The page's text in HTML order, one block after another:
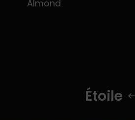
Almond
Étoile